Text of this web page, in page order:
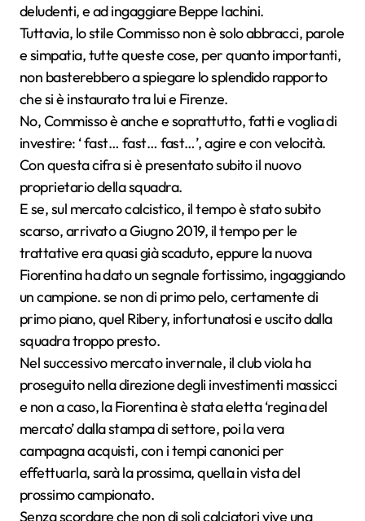
deludenti, e ad ingaggiare Beppe Iachini.
Tuttavia, lo stile Commisso non è solo abbracci, parole
e simpatia, tutte queste cose, per quanto importanti,
non basterebbero a spiegare lo splendido rapporto
che si è instaurato tra lui e Firenze.
No, Commisso è anche e soprattutto, fatti e voglia di
investire: ‘ fast… fast… fast…’, agire e con velocità.
Con questa cifra si è presentato subito il nuovo
proprietario della squadra.
E se, sul mercato calcistico, il tempo è stato subito
scarso, arrivato a Giugno 2019, il tempo per le
trattative era quasi già scaduto, eppure la nuova
Fiorentina ha dato un segnale fortissimo, ingaggiando
un campione. se non di primo pelo, certamente di
primo piano, quel Ribery, infortunatosi e uscito dalla
squadra troppo presto.
Nel successivo mercato invernale, il club viola ha
proseguito nella direzione degli investimenti massicci
e non a caso, la Fiorentina è stata eletta ‘regina del
mercato’ dalla stampa di settore, poi la vera
campagna acquisti, con i tempi canonici per
effettuarla, sarà la prossima, quella in vista del
prossimo campionato.
Senza scordare che non di soli calciatori vive una